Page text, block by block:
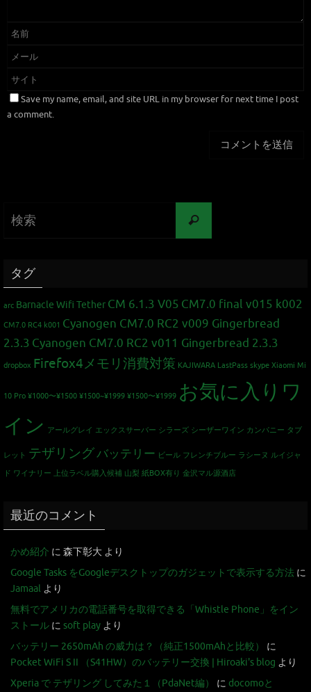
Save my name, email, and site URL in my browser for next time I post
a comment.
タグ
arc Barnacle Wifi Tether CM 6.1.3 V05 CM7.0 final v015 k002
CM7.0 RC4 k001 Cyanogen CM7.0 RC2 v009 Gingerbread
2.3.3 Cyanogen CM7.0 RC2 v011 Gingerbread 2.3.3
dropbox Firefox4メモリ消費対策 KAJIWARA LastPass skype Xiaomi Mi
10 Pro ¥1000〜¥1500 ¥1500~¥1999 ¥1500〜¥1999 お気に入りワ
イン アールグレイ エックスサーバー シラーズ シーザーワイン カンパニー タブ
レット テザリングバッテリー ビール フレンチブルー ラシーヌ ルイジャ
ド ワイナリー 上位ラベル購入候補 山梨 紙BOX有り 金沢マル源酒店
最近のコメント
かめ紹介 に 森下彰大 より
Google Tasks をGoogleデスクトップのガジェットで表示する方法 に
Jamaal より
無料でアメリカの電話番号を取得できる「Whistle Phone」をイン
ストール に soft play より
バッテリー 2650mAh の威力は？（純正1500mAhと比較）
に
Pocket WiFi S II （S41HW）のバッテリー交換 | Hiroaki's blog より
Xperia で テザリング してみた１（PdaNet編）
に docomoと